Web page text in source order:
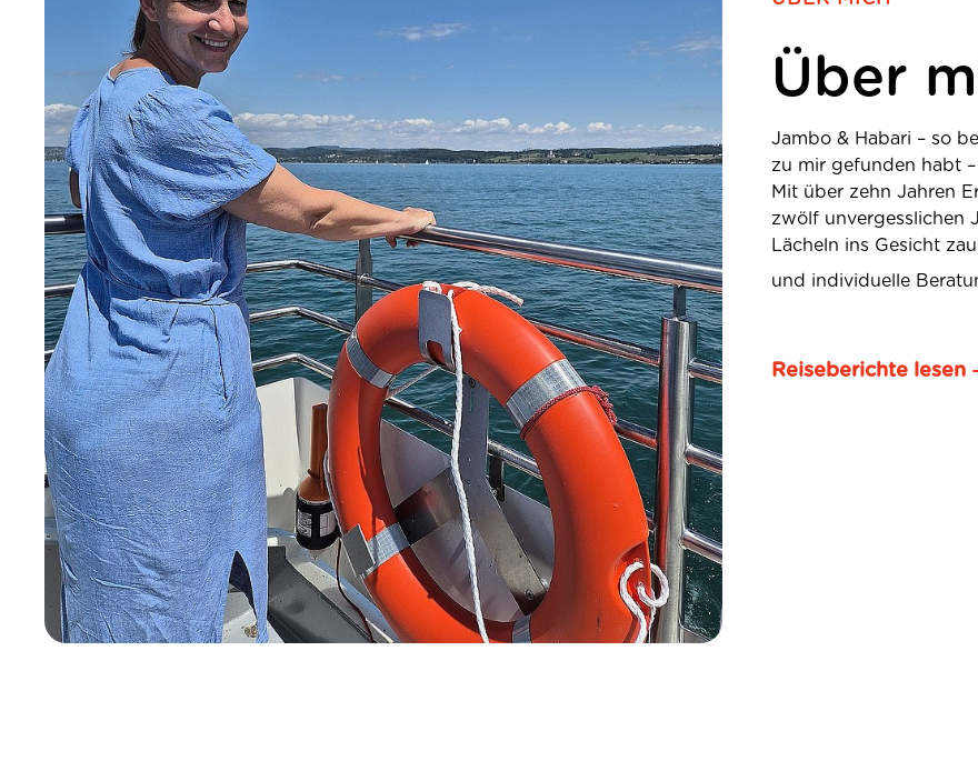
Über
Jambo & Habari – so
zu mir gefunden habt
Mit über zehn Jahren
zwölf unvergesslichen
Lächeln ins Gesicht
und individuelle
Reiseberichte lesen